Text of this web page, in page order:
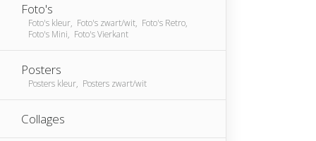
Foto's
Foto's kleur, Foto's zwart/wit, Foto's Retro,
Foto's Mini, Foto's Vierkant
Posters
Posters kleur, Posters zwart/wit
Collages